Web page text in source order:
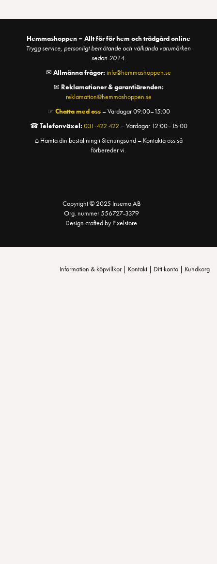
Hemmashoppen – Allt för för hem och trädgård online
Trygg service, personligt bemötande och välkända varumärken
sedan 2014.
✉ Allmänna frågor: info@hemmashoppen.se
✉ Reklamationer & garantiärenden:
reklamation@hemmashoppen.se
☞ Chatta med oss– Vardagar 09:00–15:00
☎Telefonväxel: 031-422 422 – Vardagar 12:00–15:00
⌂ Hämta din beställning i Stenungsund – Kontakta oss så
förbereder vi.
Copyright © 2025 Insemo AB
Org. nummer 556727-3379
Design crafted by Pixelstore
Information & köpvillkor Kontakt Ditt konto Kundkorg